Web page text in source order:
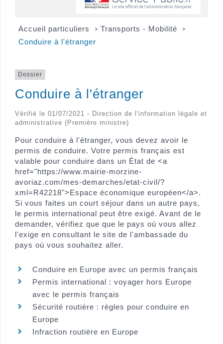
Accueil particuliers > Transports - Mobilité >
Conduire à l'étranger
Dossier
Conduire à l'étranger
Vérifié le 01/07/2021 - Direction de l'information légale et
administrative (Première ministre)
Pour conduire à l'étranger, vous devez avoir le
permis de conduire. Votre permis français est
valable pour conduire dans un État de <a
href="https://www.mairie-morzine-
avoriaz.com/mes-demarches/etat-civil/?
xml=R42218">Espace économique européen</a>.
Si vous faites un court séjour dans un autre pays,
le permis international peut être exigé. Avant de le
demander, vérifiez que que le pays où vous allez
l'exige en consultant le site de l'ambassade du
pays où vous souhaitez aller.
Conduire en Europe avec un permis français
Permis international : voyager hors Europe
avec le permis français
Sécurité routière : règles pour conduire en
Europe
Infraction routière en Europe